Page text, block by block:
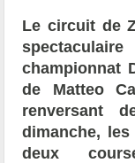
Le circuit de
championnat
de Matteo
renversant
dimanche,
deux